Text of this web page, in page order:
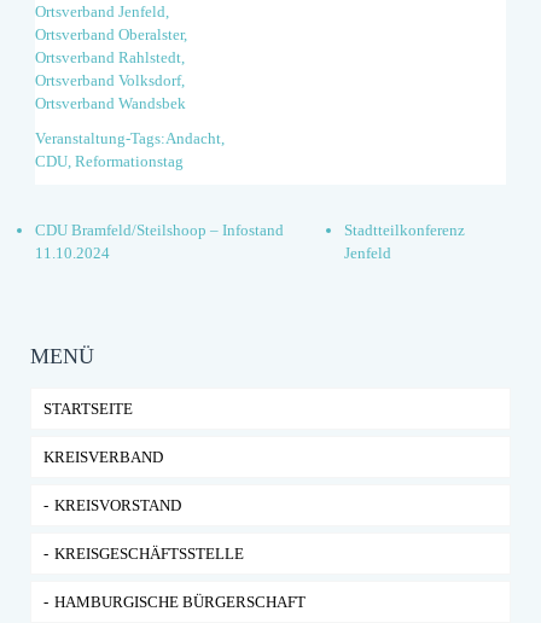
Ortsverband Jenfeld,
Ortsverband Oberalster,
Ortsverband Rahlstedt,
Ortsverband Volksdorf,
Ortsverband Wandsbek
Veranstaltung-Tags:Andacht,
CDU, Reformationstag
CDU Bramfeld/Steilshoop – Infostand
11.10.2024
Stadtteilkonferenz
Jenfeld
MENÜ
STARTSEITE
KREISVERBAND
KREISVORSTAND
KREISGESCHÄFTSSTELLE
HAMBURGISCHE BÜRGERSCHAFT